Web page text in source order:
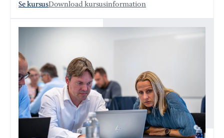
Se kursusDownload kursusinformation